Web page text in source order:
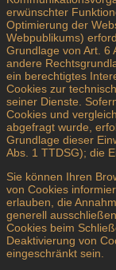
erwünschter
Optimierung der
Webpublikums)
Grundlage von Art. 6
andere
ein berechtigtes
Cookies zur
seiner Dienste.
Cookies und
abgefragt wurde,
Grundlage dieser
Abs. 1 TTDSG); die
Sie können Ihren
von Cookies
erlauben, die
generell
Cookies beim
Deaktivierung von
eingeschränkt sein.